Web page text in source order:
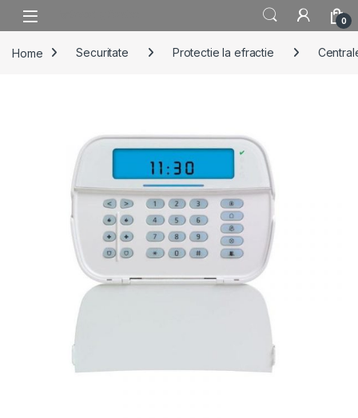
Skip to navigation
Skip to content
0
Home Securitate Protectie la efractie